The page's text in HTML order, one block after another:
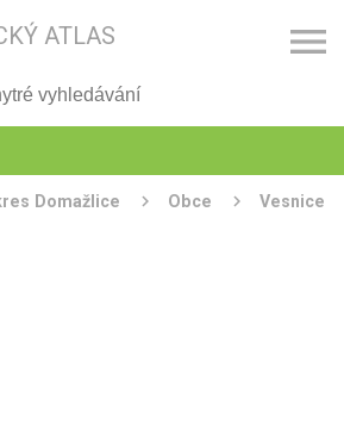
ATLAS 
Domažlice Obce Vesnice